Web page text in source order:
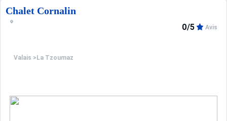
Chalet Cornalin
Valais > La Tzoumaz
0/5 Avis